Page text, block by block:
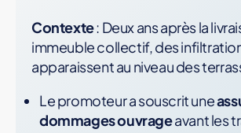
Contexte: Deux ans après la
immeuble collectif, des
apparaissent au niveau des
Le promoteur a souscrit une
dommages ouvrageavant les